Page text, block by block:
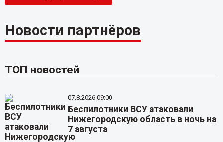
Новости партнёров
ТОП новостей
07.8.2026 09:00
Беспилотники ВСУ атаковали
Нижегородскую область в ночь на
7 августа